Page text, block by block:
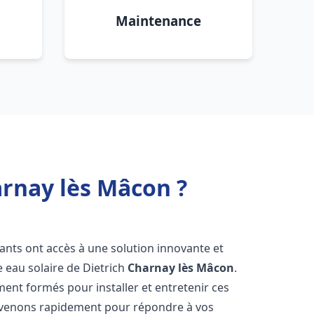
Maintenance
lès Mâcon ?
ont accès à une solution innovante et
solaire de Dietrich Charnay lès Mâcon.
formés pour installer et entretenir ces
rapidement pour répondre à vos